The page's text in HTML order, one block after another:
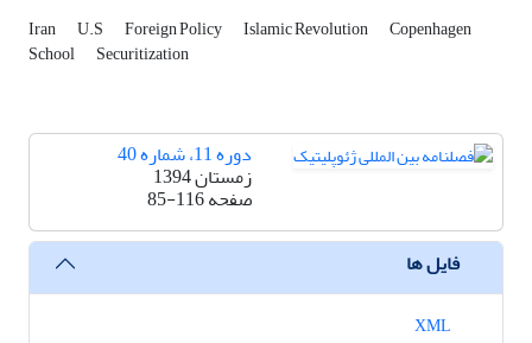
Iran U.S Foreign Policy Islamic Revolution Copenhagen
School Securitization
دوره 11، شماره 40
زمستان 1394
صفحه85-116
فایل ها